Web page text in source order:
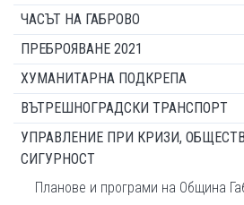
ЧАСЪТ НА ГАБРОВО
ПРЕБРОЯВАНЕ 2021
ХУМАНИТАРНА ПОДКРЕПА
ВЪТРЕШНОГРАДСКИ ТРАНСПОРТ
УПРАВЛЕНИЕ ПРИ КРИЗИ,
СИГУРНОСТ
Планове и програми на Община